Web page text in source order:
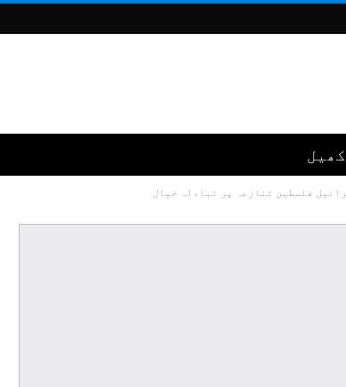
کھیل
فلسطین تنازعہ پر تبادلہ خیال